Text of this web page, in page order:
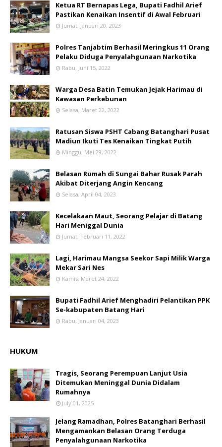
Ketua RT Bernapas Lega, Bupati Fadhil Arief
Pastikan Kenaikan Insentif di Awal Februari
Jumat, Januari 20, 2023
Polres Tanjabtim Berhasil Meringkus 11 Orang
Pelaku Diduga Penyalahgunaan Narkotika
Rabu, Juni 15, 2022
Warga Desa Batin Temukan Jejak Harimau di
Kawasan Perkebunan
Selasa, Maret 22, 2022
Ratusan Siswa PSHT Cabang Batanghari Pusat
Madiun Ikuti Tes Kenaikan Tingkat Putih
Minggu, Mei 29, 2022
Belasan Rumah di Sungai Bahar Rusak Parah
Akibat Diterjang Angin Kencang
Selasa, April 04, 2023
Kecelakaan Maut, Seorang Pelajar di Batang
Hari Meniggal Dunia
Jumat, Februari 11, 2022
Lagi, Harimau Mangsa Seekor Sapi Milik Warga
Mekar Sari Nes
Kamis, Maret 24, 2022
Bupati Fadhil Arief Menghadiri Pelantikan PPK
Se-kabupaten Batang Hari
Rabu, Januari 04, 2023
HUKUM
Tragis, Seorang Perempuan Lanjut Usia
Ditemukan Meninggal Dunia Didalam
Rumahnya
July 01, 2025
Jelang Ramadhan, Polres Batanghari Berhasil
Mengamankan Belasan Orang Terduga
Penyalahgunaan Narkotika